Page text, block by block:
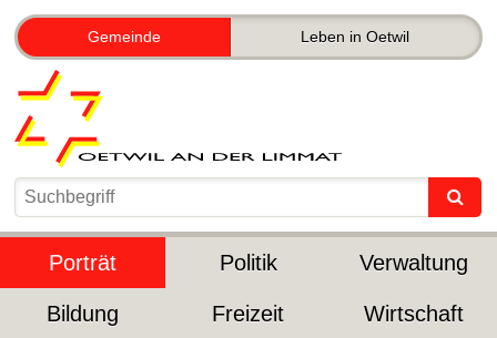
Gemeinde Leben in Oetwil
Porträt Politik Verwaltung
Bildung Freizeit Wirtschaft